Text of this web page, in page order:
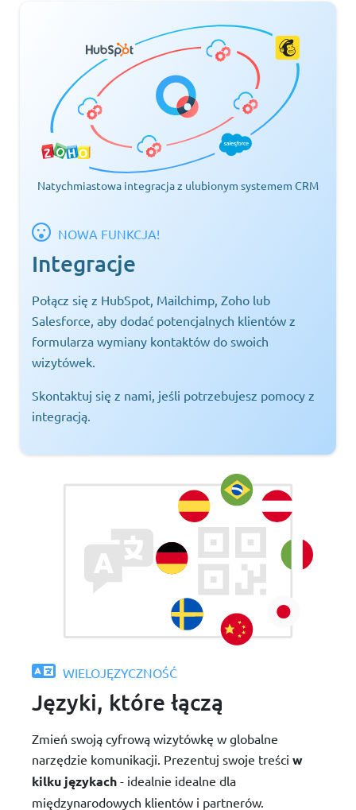
NOWA FUNKCJA!
Integracje
Połącz się z HubSpot, Mailchimp, Zoho lub
Salesforce, aby dodać potencjalnych klientów z
formularza wymiany kontaktów do swoich
wizytówek.
Skontaktuj się z nami, jeśli potrzebujesz pomocy z
integracją.
Natychmiastowa integracja z ulubionym systemem CRM
WIELOJĘZYCZNOŚĆ
Języki, które łączą
Zmień swoją cyfrową wizytówkę w globalne
narzędzie komunikacji. Prezentuj swoje treści w
kilku językach - idealnie idealne dla
międzynarodowych klientów i partnerów.